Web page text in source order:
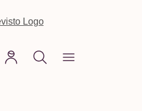
auf dem Merkzettel
enthält 0 Positionen.